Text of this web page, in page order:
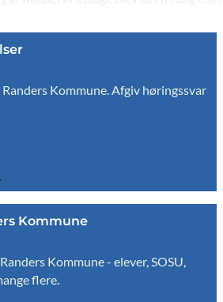
Randers Kommune. Afgiv høringssvar
Kommune
Kommune - elever, SOSU,
flere.